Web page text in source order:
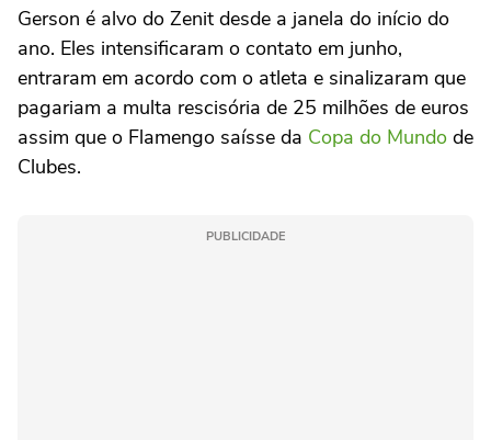
Gerson é alvo do Zenit desde a janela do início do
ano. Eles intensificaram o contato em junho,
entraram em acordo com o atleta e sinalizaram que
pagariam a multa rescisória de 25 milhões de euros
assim que o Flamengo saísse da Copa do Mundo de
Clubes.
PUBLICIDADE